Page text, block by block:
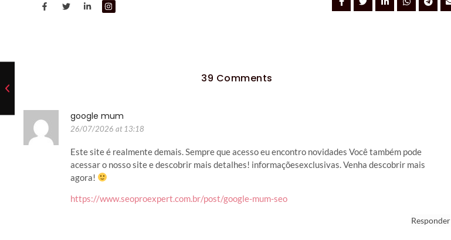
39 Comments
google mum
26/07/2026 at 13:18
Este site é realmente demais. Sempre que acesso eu encontro novidades Você também pode
acessar o nosso site e descobrir mais detalhes! informaçõesexclusivas. Venha descobrir mais
agora!
https://www.seoproexpert.com.br/post/google-mum-seo
Responder